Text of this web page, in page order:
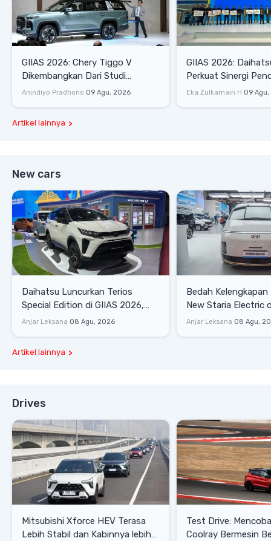
GIIAS 2026: Chery Tiggo V
Dikembangkan Dari Studi
Komprehensif di Indonesia
Anindiyo Pradhono 09 Agu, 2026
GIIAS 2026:
Perkuat Sinergi
Industri Otomotif
Eka Zulkarnain H 09
Artikel lainnya
New cars
Daihatsu Luncurkan Terios
Special Edition di GIIAS 2026,
Stok Terbatas
Anjar Leksana 08 Agu, 2026
Bedah Kelengkapan
New Staria Electric
yang Dikenalkan di
Anjar Leksana 08 Agu,
Artikel lainnya
Drives
Mitsubishi Xforce HEV Terasa
Lebih Stabil dan Kabinnya lebih
Test Drive: Mencoba Geely
Coolray Bermesin